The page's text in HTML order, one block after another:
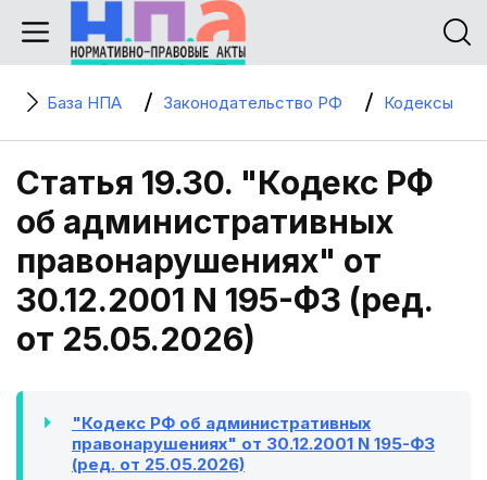
База НПА Законодательство РФ Кодексы
Статья 19.30. "Кодекс РФ
об административных
правонарушениях" от
30.12.2001 N 195-ФЗ (ред.
от 25.05.2026)
"Кодекс РФ об административных
правонарушениях" от 30.12.2001 N 195-ФЗ
(ред. от 25.05.2026)